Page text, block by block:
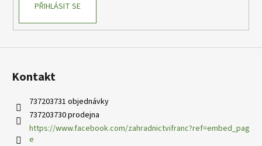
PŘIHLÁSIT SE
Kontakt
737203731 objednávky
737203730 prodejna
https://www.facebook.com/zahradnictvifranc?ref=embed_pag
e